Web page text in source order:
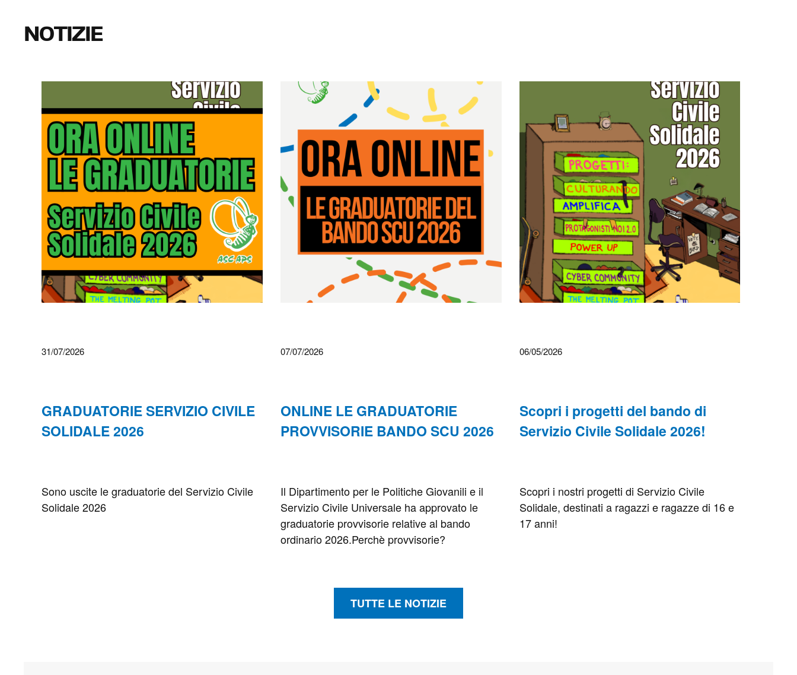
NOTIZIE
31/07/2026
GRADUATORIE SERVIZIO CIVILE
SOLIDALE 2026
Sono uscite le graduatorie del Servizio Civile
Solidale 2026
07/07/2026
ONLINE LE GRADUATORIE
PROVVISORIE BANDO SCU 2026
Il Dipartimento per le Politiche Giovanili e il
Servizio Civile Universale ha approvato le
graduatorie provvisorie relative al bando
ordinario 2026.Perchè provvisorie?
06/05/2026
Scopri i progetti del bando di
Servizio Civile Solidale 2026!
Scopri i nostri progetti di Servizio Civile
Solidale, destinati a ragazzi e ragazze di 16 e
17 anni!
TUTTE LE NOTIZIE